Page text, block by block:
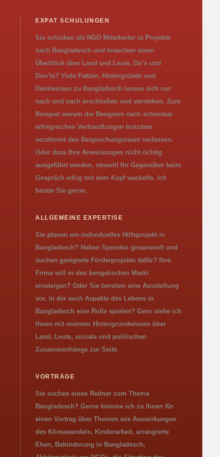
EXPAT SCHULUNGEN
Sie schicken als NGO Mitarbeiter in Projekte
nach Bangladesch und brauchen einen
Überblick über Land und Leute, Do’s und
Don’ts? Viele Fakten, Hintergründe und
Denkweisen zu Bangladesch lassen sich nur
nach und nach erschließen und verstehen. Zum
Beispiel warum die Bengalen nach scheinbar
erfolgreichen Verhandlungen trotzdem
verstimmt den Besprechungsraum verlassen.
Oder dass Ihre Anweisungen nicht richtig
ausgeführt werden, obwohl Ihr Gegenüber beim
Gespräch eifrig mit dem Kopf wackelte. Ich
berate Sie gerne.
ALLGEMEINE EXPERTISE
Sie planen ein individuelles Hilfsprojekt in
Bangladesch? Haben Spenden gesammelt und
suchen geeignete Förderprojekte dafür? Ihre
Firma will in den bengalischen Markt
einsteigen? Oder Sie bereiten eine Ausstellung
vor, in der auch Aspekte des Lebens in
Bangladesch eine Rolle spielen? Gern stehe ich
Ihnen mit meinem Hintergrundwissen über
Land, Leute, soziale und politischen
Zusammenhänge zur Seite.
VORTRÄGE
Sie suchen einen Redner zum Thema
Bangladesch? Gerne komme ich zu Ihnen für
einen Vortrag über Themen wie Auswirkungen
des Klimawandels, Kinderarbeit, arrangierte
Ehen, Behinderung in Bangladesch,